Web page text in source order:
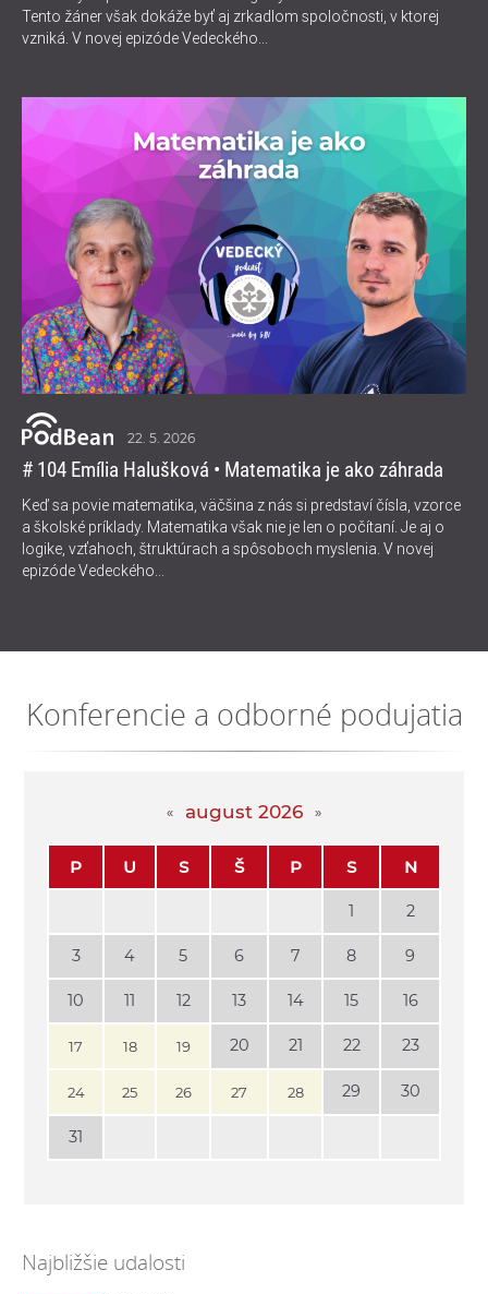
Tento žáner však dokáže byť aj zrkadlom spoločnosti, v ktorej
vzniká. V novej epizóde Vedeckého...
22. 5. 2026
# 104 Emília Halušková • Matematika je ako záhrada
Keď sa povie matematika, väčšina z nás si predstaví čísla, vzorce
a školské príklady. Matematika však nie je len o počítaní. Je aj o
logike, vzťahoch, štruktúrach a spôsoboch myslenia. V novej
epizóde Vedeckého...
Konferencie a odborné podujatia
august 2026
P U S Š P S N
1 2
3 4 5 6 7 8 9
10 11 12 13 14 15 16
17 18 19 20 21 22 23
24 25 26 27 28 29 30
31
Najbližšie udalosti